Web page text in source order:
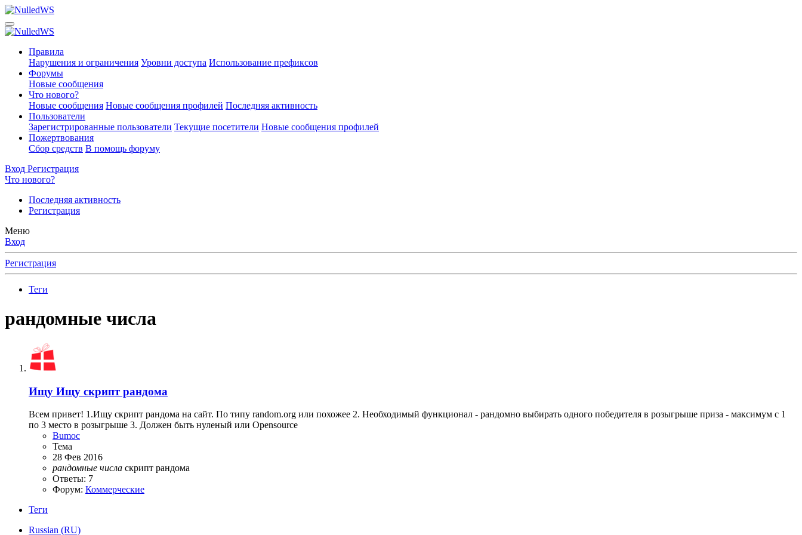
Правила
Нарушения и ограничения Уровни доступа Использование префиксов
Форумы
Новые сообщения
Что нового?
Новые сообщения Новые сообщения профилей Последняя активность
Пользователи
Зарегистрированные пользователи Текущие посетители Новые сообщения профилей
Пожертвования
Сбор средств В помощь форуму
Вход Регистрация
Что нового?
Последняя активность
Регистрация
Меню
Вход
Регистрация
Теги
рандомные числа
Ищу Ищу скрипт рандома
Всем привет! 1.Ищу скрипт рандома на сайт. По типу random.org или похожее 2. Необходимый функционал - рандомно выбирать одного победителя в розыгрыше приза - максимум с 1
по 3 место в розыгрыше 3. Должен быть нуленый или Opensource
Bumoc
Тема
28 Фев 2016
рандомные числа скрипт рандома
Ответы: 7
Форум: Коммерческие
Теги
Russian (RU)